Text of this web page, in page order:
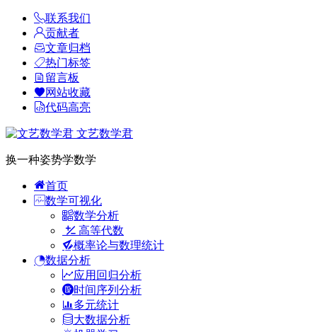
联系我们
贡献者
文章归档
热门标签
留言板
网站收藏
代码高亮
文艺数学君
换一种姿势学数学
首页
数学可视化
数学分析
高等代数
概率论与数理统计
数据分析
应用回归分析
时间序列分析
多元统计
大数据分析